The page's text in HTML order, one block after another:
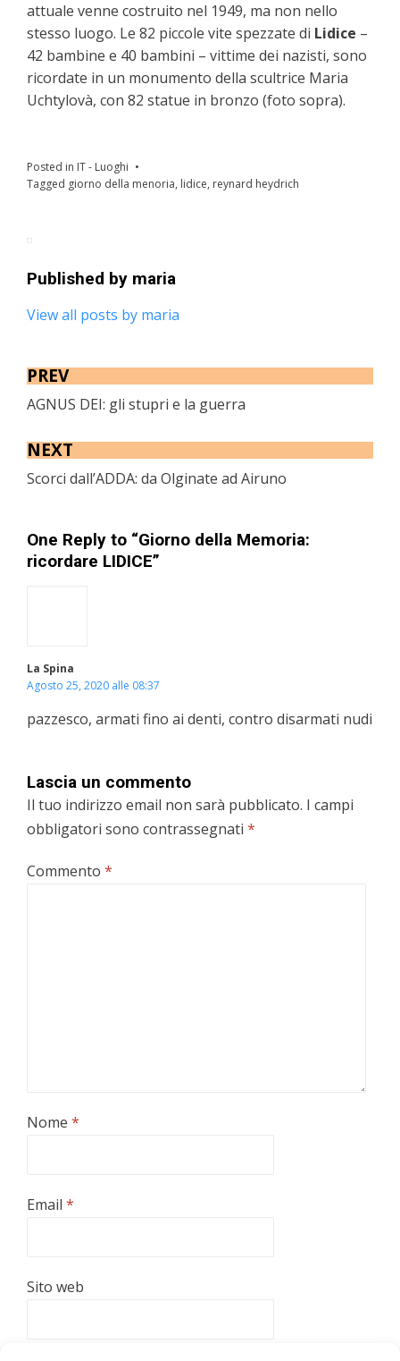
attuale venne costruito nel 1949, ma non nello
stesso luogo. Le 82 piccole vite spezzate di Lidice –
42 bambine e 40 bambini – vittime dei nazisti, sono
ricordate in un monumento della scultrice Maria
Uchtylovà, con 82 statue in bronzo (foto sopra).
Posted in IT - Luoghi
Tagged giorno della menoria, lidice, reynard heydrich
Published by maria
View all posts by maria
PREV
AGNUS DEI: gli stupri e la guerra
NEXT
Scorci dall’ADDA: da Olginate ad Airuno
One Reply to “Giorno della Memoria:
ricordare LIDICE”
La Spina
Agosto 25, 2020 alle 08:37
pazzesco, armati fino ai denti, contro disarmati nudi
Lascia un commento
Il tuo indirizzo email non sarà pubblicato. I campi
obbligatori sono contrassegnati *
Commento *
Nome *
Email *
Sito web